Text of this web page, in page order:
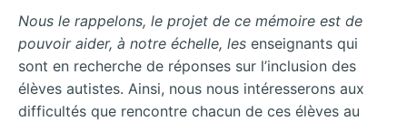
Nous le rappelons, le projet de ce mémoire est de
pouvoir aider, à notre échelle, les enseignants qui
sont en recherche de réponses sur l’inclusion des
élèves autistes. Ainsi, nous nous intéresserons aux
difficultés que rencontre chacun de ces élèves au